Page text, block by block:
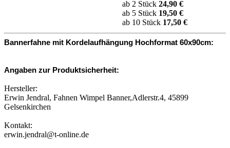
ab 2 Stück 24,90 €
ab 5 Stück 19,50 €
ab 10 Stück 17,50 €
Bannerfahne mit Kordelaufhängung Hochformat 60x90cm:
Angaben zur Produktsicherheit:
Hersteller:
Erwin Jendral, Fahnen Wimpel Banner,Adlerstr.4, 45899
Gelsenkirchen
Kontakt:
erwin.jendral@t-online.de